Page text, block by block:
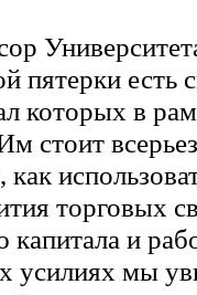
пятерки есть
которых в
стоит
торговых
капитала и
усилиях мы